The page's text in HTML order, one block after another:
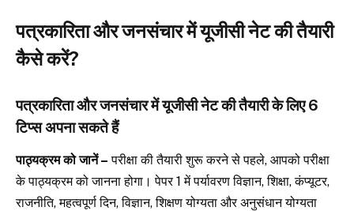
पत्रकारिता और जनसंचार में यूजीसी नेट की तैयारी
कैसे करें?
पत्रकारिता और जनसंचार में यूजीसी नेट की तैयारी के लिए 6
टिप्स अपना सकते हैं
पाठ्यक्रम को जानें – परीक्षा की तैयारी शुरू करने से पहले, आपको परीक्षा
के पाठ्यक्रम को जानना होगा। पेपर 1 में पर्यावरण विज्ञान, शिक्षा, कंप्यूटर,
राजनीति, महत्वपूर्ण दिन, विज्ञान, शिक्षण योग्यता और अनुसंधान योग्यता